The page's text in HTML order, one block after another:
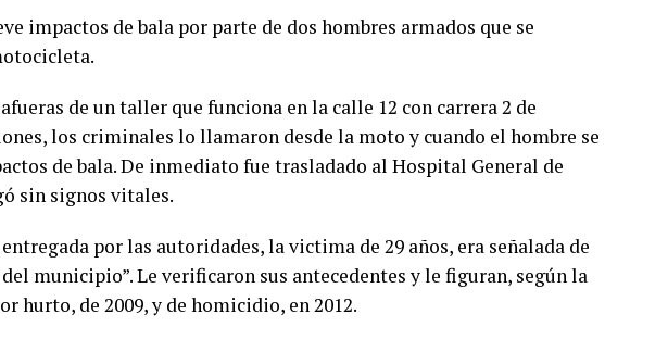
impactos de bala por parte de dos hombres armados que se
de un taller que funciona en la calle 12 con carrera 2 de
los criminales lo llamaron desde la moto y cuando el hombre se
de bala. De inmediato fue trasladado al Hospital General de
sin signos vitales.
por las autoridades, la victima de 29 años, era señalada de
municipio”. Le verificaron sus antecedentes y le figuran, según la
hurto, de 2009, y de homicidio, en 2012.